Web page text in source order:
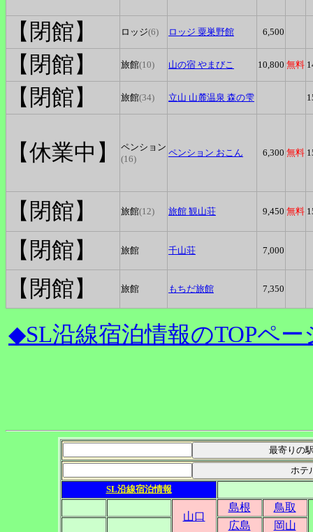
【閉館】 ロッジ(6) ロッジ 粟巣野館 6,500
【閉館】 旅館(10) 山の宿 やまびこ 10,800 無料
【閉館】 旅館(34) 立山 山麓温泉 森の雫
【休業中】
ペンション
(16)
ペンション おこん 6,300 無料
【閉館】 旅館(12) 旅館 観山荘 9,450 無料
【閉館】 旅館 千山荘 7,000
【閉館】 旅館 もちだ旅館 7,350
◆SL沿線宿泊情報のTOPペー
SL沿線宿泊情報
山口
島根
鳥取
広島
岡山